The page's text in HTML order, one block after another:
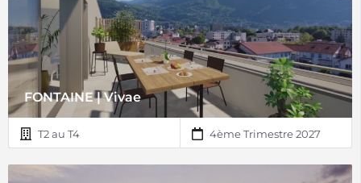
FONTAINE | Vivae
T2 au T4 4ème Trimestre 2027